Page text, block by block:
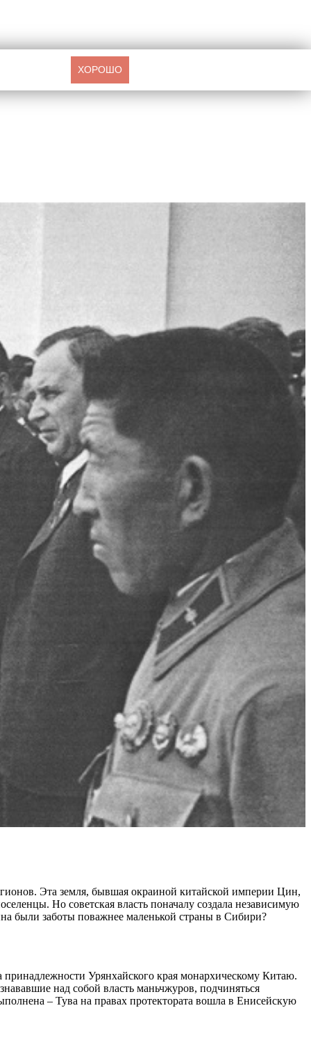
Эта земля, бывшая окраиной китайской империи Цин,
Но советская власть поначалу создала независимую
были заботы поважнее маленькой страны в Сибири?
принадлежности Урянхайского края монархическому Китаю.
над собой власть маньчжуров, подчиняться
– Тува на правах протектората вошла в Енисейскую
ХОРОШО